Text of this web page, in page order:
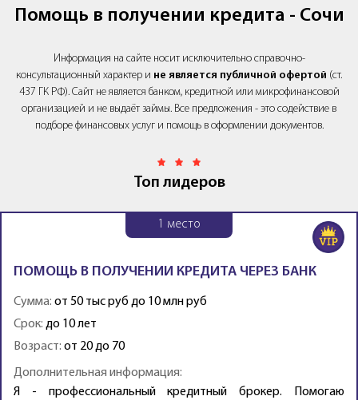
Помощь в получении кредита - Сочи
Информация на сайте носит исключительно справочно-
консультационный характер и не является публичной офертой (ст.
437 ГК РФ). Сайт не является банком, кредитной или микрофинансовой
организацией и не выдаёт займы. Все предложения - это содействие в
подборе финансовых услуг и помощь в оформлении документов.
Топ лидеров
1 место
ПОМОЩЬ В ПОЛУЧЕНИИ КРЕДИТА ЧЕРЕЗ БАНК
Сумма: от 50 тыс руб до 10 млн руб
Срок: до 10 лет
Возраст: от 20 до 70
Дополнительная информация:
Я - профессиональный кредитный брокер. Помогаю